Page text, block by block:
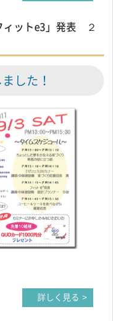
ィットe3」発表 ２
した！
詳しく見る